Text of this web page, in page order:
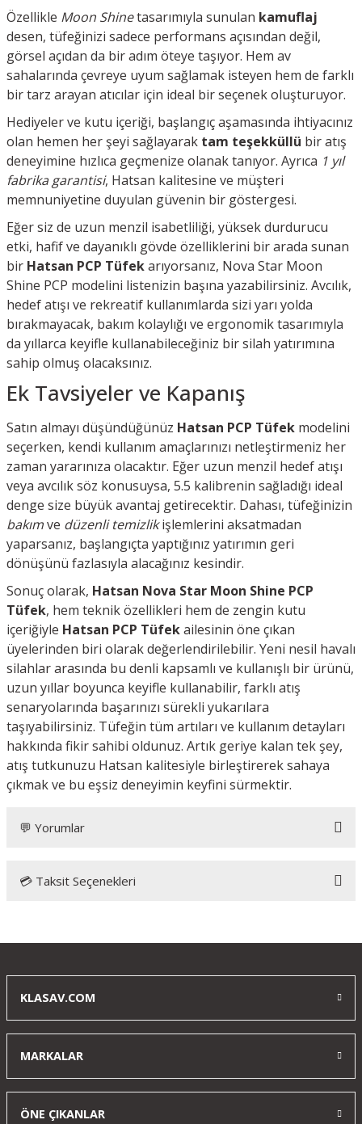
Özellikle Moon Shinetasarımıyla sunulan kamuflaj
desen, tüfeğinizi sadece performans açısından değil,
görsel açıdan da bir adım öteye taşıyor. Hem av
sahalarında çevreye uyum sağlamak isteyen hem de farklı
bir tarz arayan atıcılar için ideal bir seçenek oluşturuyor.
Hediyeler ve kutu içeriği, başlangıç aşamasında ihtiyacınız
olan hemen her şeyi sağlayarak tam teşekküllü bir atış
deneyimine hızlıca geçmenize olanak tanıyor. Ayrıca 1 yıl
fabrika garantisi, Hatsan kalitesine ve müşteri
memnuniyetine duyulan güvenin bir göstergesi.
Eğer siz de uzun menzil isabetliliği, yüksek durdurucu
etki, hafif ve dayanıklı gövde özelliklerini bir arada sunan
bir Hatsan PCP Tüfekarıyorsanız, Nova Star Moon
Shine PCP modelini listenizin başına yazabilirsiniz. Avcılık,
hedef atışı ve rekreatif kullanımlarda sizi yarı yolda
bırakmayacak, bakım kolaylığı ve ergonomik tasarımıyla
da yıllarca keyifle kullanabileceğiniz bir silah yatırımına
sahip olmuş olacaksınız.
Ek Tavsiyeler ve Kapanış
Satın almayı düşündüğünüz Hatsan PCP Tüfek modelini
seçerken, kendi kullanım amaçlarınızı netleştirmeniz her
zaman yararınıza olacaktır. Eğer uzun menzil hedef atışı
veya avcılık söz konusuysa, 5.5 kalibrenin sağladığı ideal
denge size büyük avantaj getirecektir. Dahası, tüfeğinizin
bakımve düzenli temizlikişlemlerini aksatmadan
yaparsanız, başlangıçta yaptığınız yatırımın geri
dönüşünü fazlasıyla alacağınız kesindir.
Sonuç olarak, Hatsan Nova Star Moon Shine PCP
Tüfek, hem teknik özellikleri hem de zengin kutu
içeriğiyle Hatsan PCP Tüfekailesinin öne çıkan
üyelerinden biri olarak değerlendirilebilir. Yeni nesil havalı
silahlar arasında bu denli kapsamlı ve kullanışlı bir ürünü,
uzun yıllar boyunca keyifle kullanabilir, farklı atış
senaryolarında başarınızı sürekli yukarılara
taşıyabilirsiniz. Tüfeğin tüm artıları ve kullanım detayları
hakkında fikir sahibi oldunuz. Artık geriye kalan tek şey,
atış tutkunuzu Hatsan kalitesiyle birleştirerek sahaya
çıkmak ve bu eşsiz deneyimin keyfini sürmektir.
💬 Yorumlar
Bu ürüne ilk yorumu siz yapın!
💳 Taksit Seçenekleri
KLASAV.COM
MARKALAR
ÖNE ÇIKANLAR